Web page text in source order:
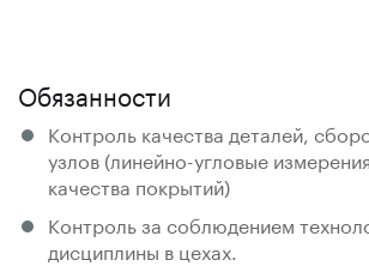
Обязанности
Контроль качества деталей,
узлов (линейно-угловые
качества покрытий)
Контроль за соблюдением
дисциплины в цехах.